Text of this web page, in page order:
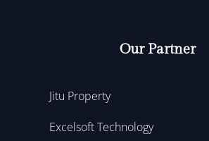
Our Partner
Jitu Property
Excelsoft Technology